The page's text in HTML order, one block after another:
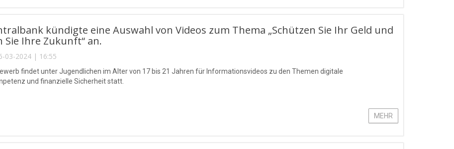
kündigte eine Auswahl von Videos zum Thema „Schützen Sie Ihr Geld und
Sie Ihre Zukunft“ an.
03-2024 | 16:55
findet unter Jugendlichen im Alter von 17 bis 21 Jahren für Informationsvideos zu den Themen digitale
und finanzielle Sicherheit statt.
MEHR